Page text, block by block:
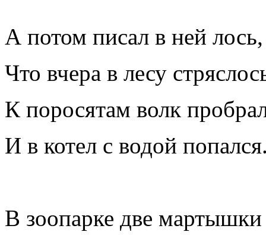
А потом писал в ней лось,
Что вчера в лесу
К поросятам волк
И в котел с водой
В зоопарке две мартышки